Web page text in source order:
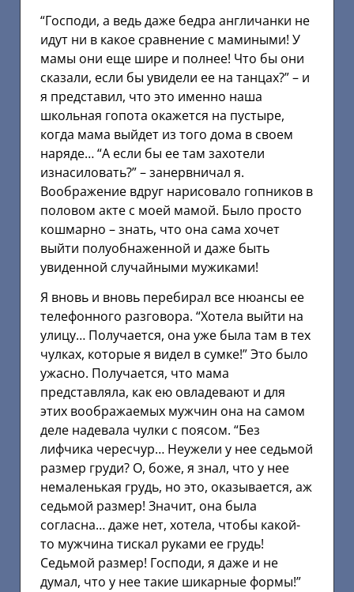
“Господи, а ведь даже бедра англичанки не
идут ни в какое сравнение с мамиными! У
мамы они еще шире и полнее! Что бы они
сказали, если бы увидели ее на танцах?” – и
я представил, что это именно наша
школьная гопота окажется на пустыре,
когда мама выйдет из того дома в своем
наряде… “А если бы ее там захотели
изнасиловать?” – занервничал я.
Воображение вдруг нарисовало гопников в
половом акте с моей мамой. Было просто
кошмарно – знать, что она сама хочет
выйти полуобнаженной и даже быть
увиденной случайными мужиками!
Я вновь и вновь перебирал все нюансы ее
телефонного разговора. “Хотела выйти на
улицу… Получается, она уже была там в тех
чулках, которые я видел в сумке!” Это было
ужасно. Получается, что мама
представляла, как ею овладевают и для
этих воображаемых мужчин она на самом
деле надевала чулки с поясом. “Без
лифчика чересчур… Неужели у нее седьмой
размер груди? О, боже, я знал, что у нее
немаленькая грудь, но это, оказывается, аж
седьмой размер! Значит, она была
согласна… даже нет, хотела, чтобы какой-
то мужчина тискал руками ее грудь!
Седьмой размер! Господи, я даже и не
думал, что у нее такие шикарные формы!”